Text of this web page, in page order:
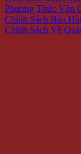
Phương Thức Vận
Chính Sách Bảo
Chính Sách Về